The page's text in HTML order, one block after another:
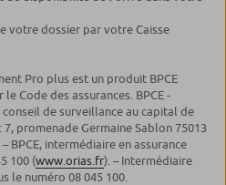
votre dossier par votre Caisse
Pro plus est un produit BPCE
Code des assurances. BPCE -
de surveillance au capital de
7, promenade Germaine Sablon 75013
– BPCE, intermédiaire en assurance
100 (www.orias.fr). – Intermédiaire
le numéro 08 045 100.